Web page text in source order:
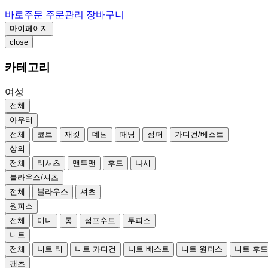
바로주문 주문관리 장바구니
마이페이지
close
카테고리
여성
전체
아우터
전체
코트 재킷 데님 패딩 점퍼
가디건/베스트
상의
전체
티셔츠 맨투맨 후드
나시
블라우스/셔츠
전체
블라우스
셔츠
원피스
전체
미니 롱 점프수트
투피스
니트
전체
니트 티 니트 가디건 니트 베스트 니트 원피스 니트 후
팬츠